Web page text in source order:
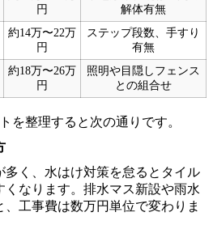
円
解体有無
約14万〜22万
円
ステップ段数、手すり
有無
約18万〜26万
円
照明や目隠しフェンス
との組合せ
を整理すると次の通りです。
多く、水はけ対策を怠るとタイル
くなります。排水マス新設や雨水
工事費は数万円単位で変わりま